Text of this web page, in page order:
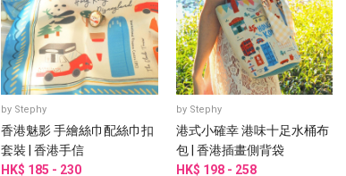
by Stephy
香港魅影 手繪絲巾配絲巾扣
套裝 | 香港手信
HK$ 185 - 230
by Stephy
港式小確幸 港味十足水桶布
包 | 香港插畫側背袋
HK$ 198 - 258